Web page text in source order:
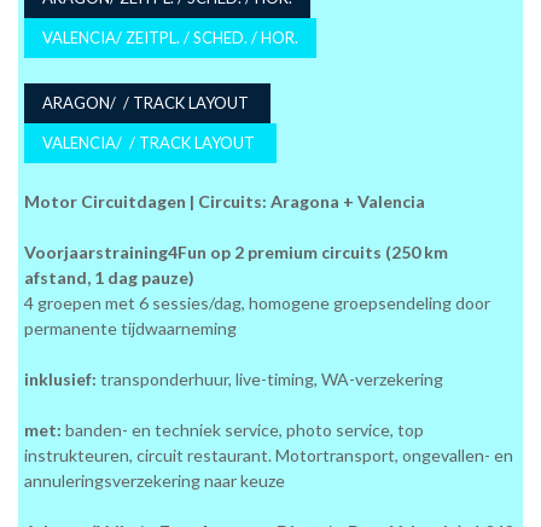
VALENCIA/ ZEITPL. / SCHED. / HOR.
ARAGON/ / TRACK LAYOUT
VALENCIA/ / TRACK LAYOUT
Motor Circuitdagen | Circuits: Aragona + Valencia
Voorjaarstraining4Fun op 2 premium circuits (250 km
afstand, 1 dag pauze)
4 groepen met 6 sessies/dag, homogene groepsendeling door
permanente tijdwaarneming
inklusief: transponderhuur, live-timing, WA-verzekering
met: banden- en techniek service, photo service, top
instrukteuren, circuit restaurant. Motortransport, ongevallen- en
annuleringsverzekering naar keuze